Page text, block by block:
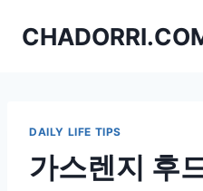
DAILY LIFE TIPS
가스렌지 후